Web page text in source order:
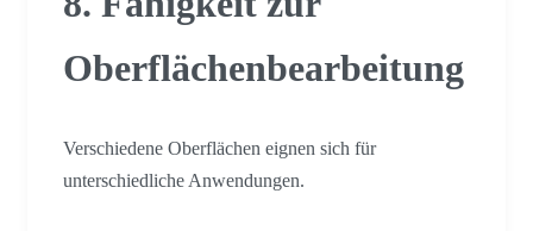
Oberflächenbearbeitung
Verschiedene Oberflächen eignen sich für
unterschiedliche Anwendungen.